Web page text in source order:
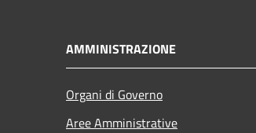
AMMINISTRAZIONE
Organi di Governo
Aree Amministrative